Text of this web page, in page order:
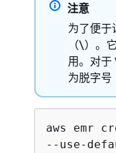
注意
为了便于
（\）。
用。对于
为脱字号
aws emr
--use-